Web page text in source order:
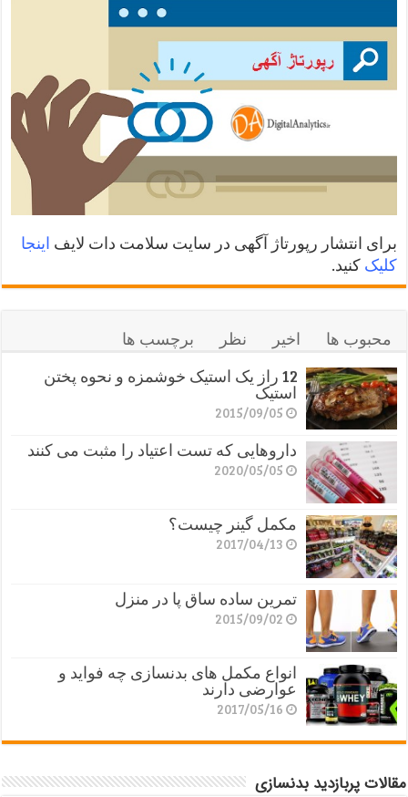
برای انتشار رپورتاژ آگهی در سایت سلامت دات لایف اینجا
کلیک کنید.
محبوب ها اخیر نظر
برچسب ها
12 راز یک استیک خوشمزه و نحوه پختن
استیک
2015/09/05
داروهایی که تست اعتیاد را مثبت می کنند
2020/05/05
مکمل گینر چیست؟
2017/04/13
تمرین ساده ساق پا در منزل
2015/09/02
انواع مکمل های بدنسازی چه فواید و
عوارضی دارند
2017/05/16
مقالات پربازدید بدنسازی